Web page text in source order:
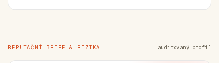
REPUTAČNÍ BRIEF & RIZIKA auditovaný profil